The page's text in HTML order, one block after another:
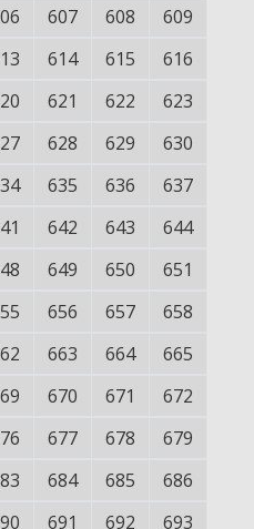
607 608
609
614 615
616
621 622
623
628 629
630
635 636
637
642 643
644
649 650
651
656 657
658
663 664
665
670 671
672
677 678
679
684 685
686
691 692
693